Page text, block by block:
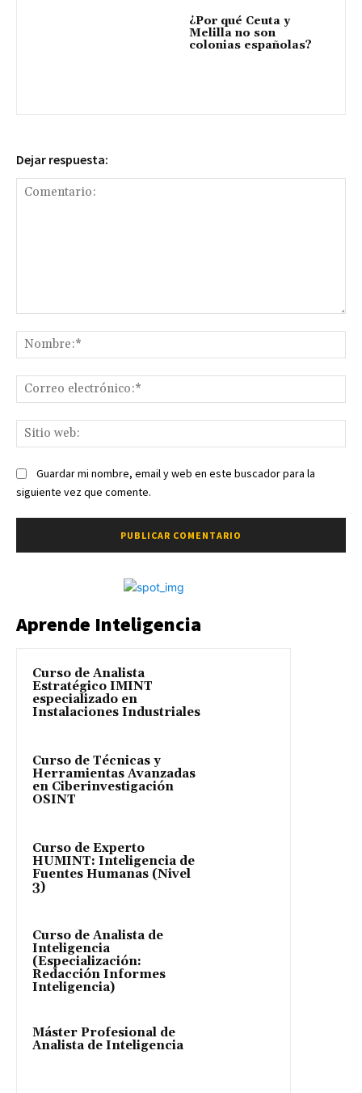
¿Por qué Ceuta y
Melilla no son
colonias españolas?
Dejar respuesta:
Guardar mi nombre, email y web en este buscador para la
siguiente vez que comente.
Aprende Inteligencia
Curso de Analista
Estratégico IMINT
especializado en
Instalaciones Industriales
Curso de Técnicas y
Herramientas Avanzadas
en Ciberinvestigación
OSINT
Curso de Experto
HUMINT: Inteligencia de
Fuentes Humanas (Nivel
3)
Curso de Analista de
Inteligencia
(Especialización:
Redacción Informes
Inteligencia)
Máster Profesional de
Analista de Inteligencia